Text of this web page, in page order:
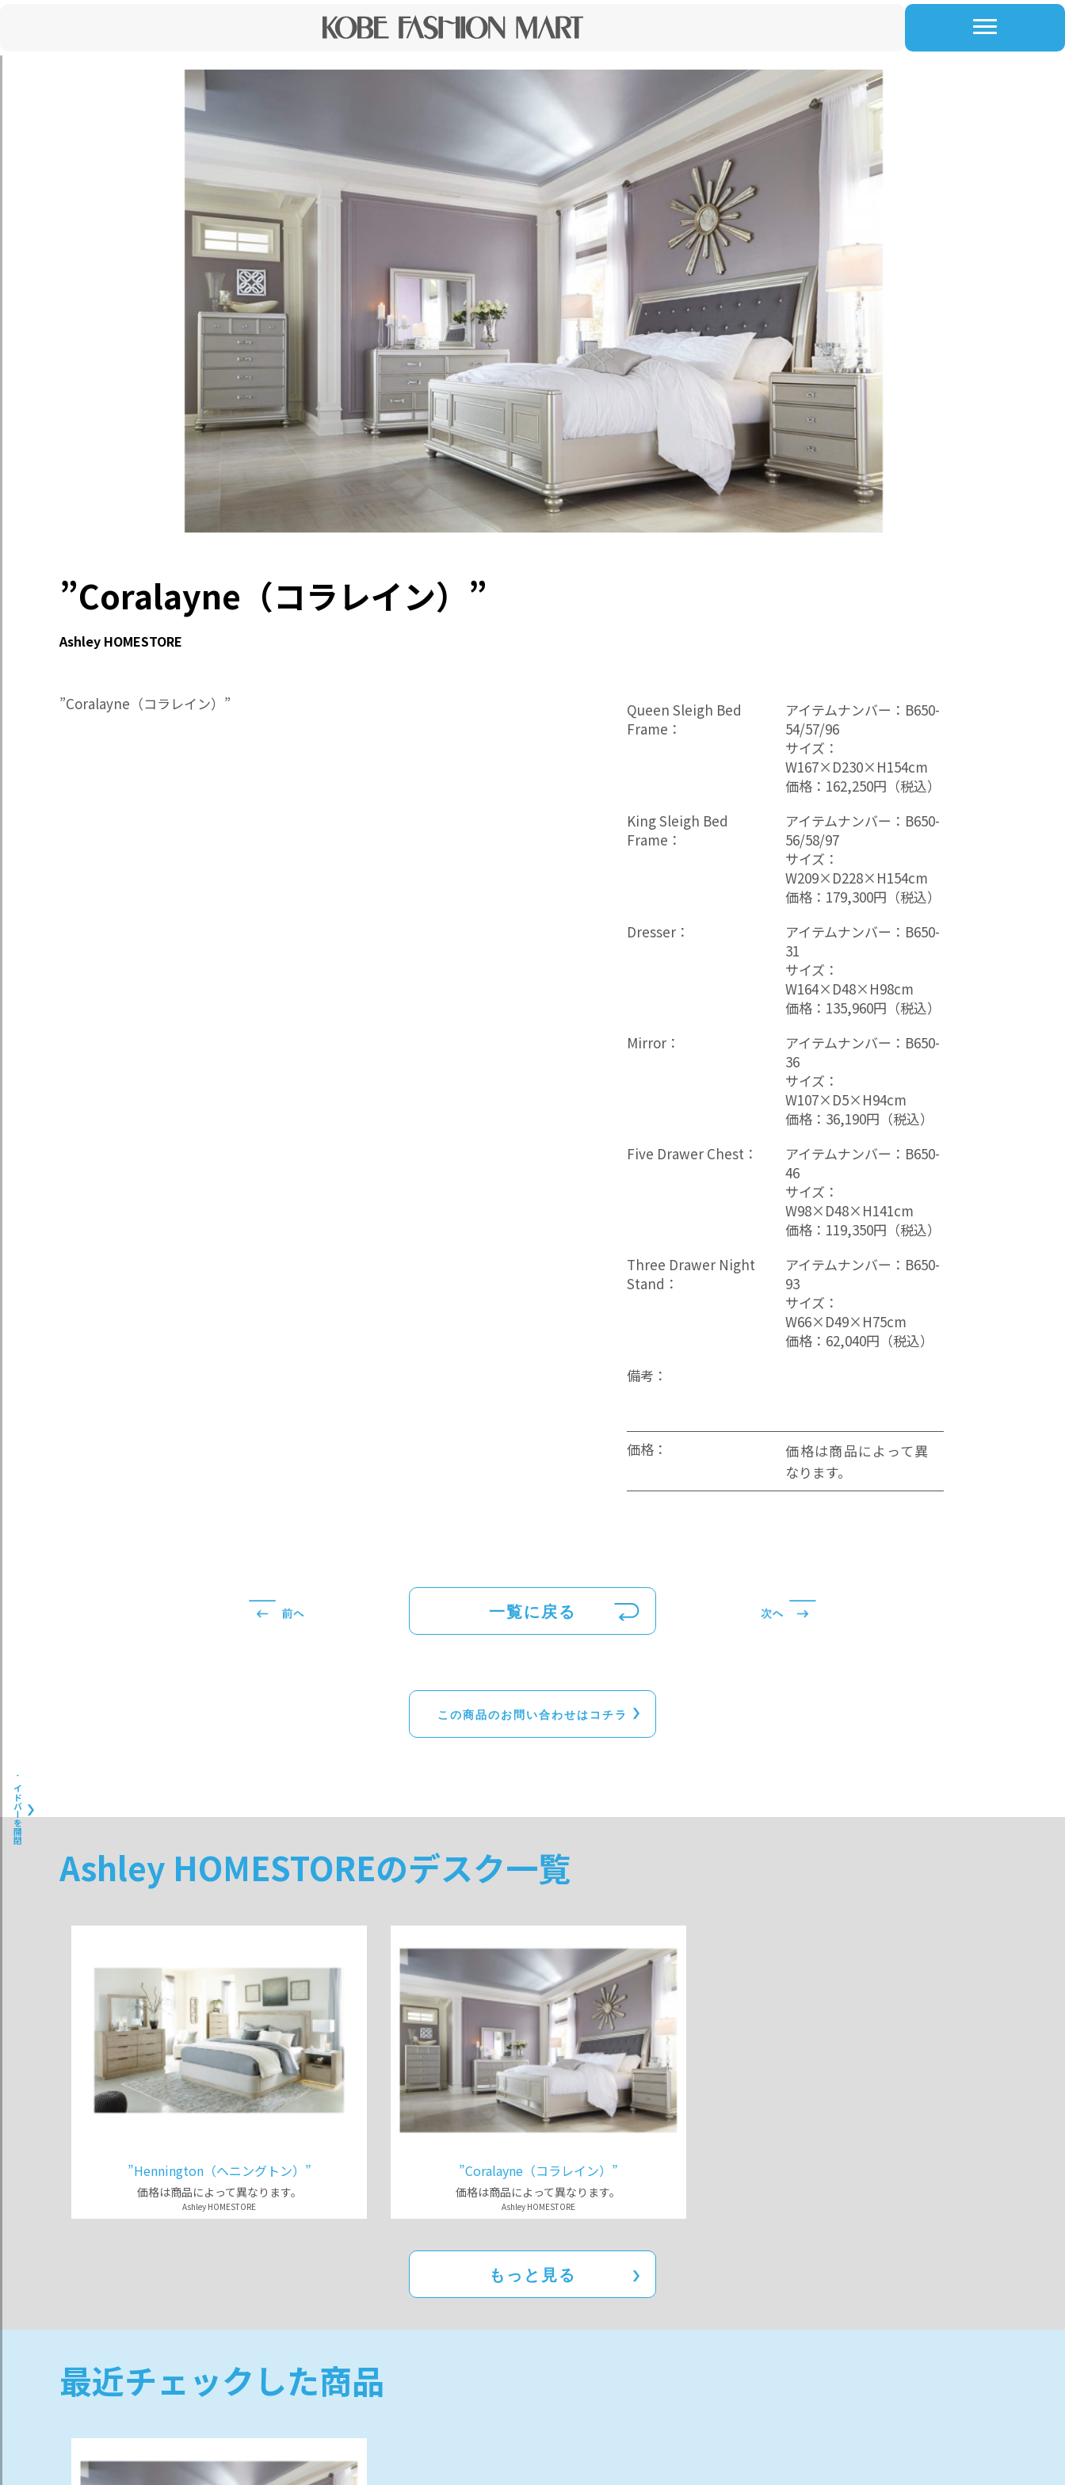
サイドバーを開閉
”Coralayne（コラレイン）”
Ashley HOMESTORE
”Coralayne（コラレイン）”
Queen Sleigh Bed
Frame：
アイテムナンバー：B650-
54/57/96
サイズ：
W167×D230×H154cm
価格：162,250円（税込）
King Sleigh Bed
Frame：
アイテムナンバー：B650-
56/58/97
サイズ：
W209×D228×H154cm
価格：179,300円（税込）
Dresser：
アイテムナンバー：B650-
31
サイズ：
W164×D48×H98cm
価格：135,960円（税込）
Mirror：
アイテムナンバー：B650-
36
サイズ：
W107×D5×H94cm
価格：36,190円（税込）
Five Drawer Chest：
アイテムナンバー：B650-
46
サイズ：
W98×D48×H141cm
価格：119,350円（税込）
Three Drawer Night
Stand：
アイテムナンバー：B650-
93
サイズ：
W66×D49×H75cm
価格：62,040円（税込）
備考：
価格：
価格は商品によって異
なります。
一覧に戻る
この商品のお問い合わせはコチラ
Ashley HOMESTOREのデスク一覧
”Hennington（ヘニングトン）”
価格は商品によって異なります。
Ashley HOMESTORE
”Coralayne（コラレイン）”
価格は商品によって異なります。
Ashley HOMESTORE
もっと見る
最近チェックした商品